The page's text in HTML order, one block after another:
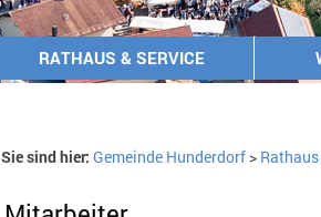
RATHAUS & SERVICE
Sie sind hier: Gemeinde Hunderdorf>